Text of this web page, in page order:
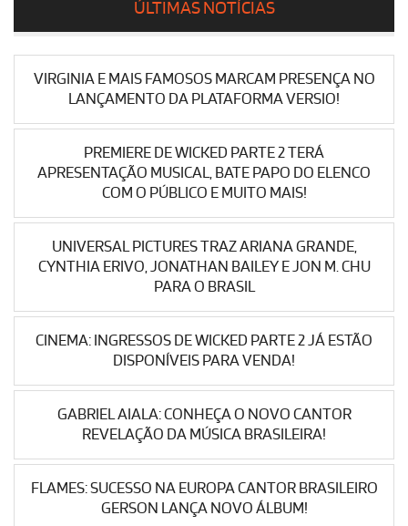
ÚLTIMAS NOTÍCIAS
VIRGINIA E MAIS FAMOSOS MARCAM PRESENÇA NO
LANÇAMENTO DA PLATAFORMA VERSIO!
PREMIERE DE WICKED PARTE 2 TERÁ
APRESENTAÇÃO MUSICAL, BATE PAPO DO ELENCO
COM O PÚBLICO E MUITO MAIS!
UNIVERSAL PICTURES TRAZ ARIANA GRANDE,
CYNTHIA ERIVO, JONATHAN BAILEY E JON M. CHU
PARA O BRASIL
CINEMA: INGRESSOS DE WICKED PARTE 2 JÁ ESTÃO
DISPONÍVEIS PARA VENDA!
GABRIEL AIALA: CONHEÇA O NOVO CANTOR
REVELAÇÃO DA MÚSICA BRASILEIRA!
FLAMES: SUCESSO NA EUROPA CANTOR BRASILEIRO
GERSON LANÇA NOVO ÁLBUM!